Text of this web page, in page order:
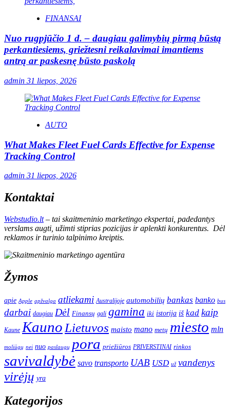
FINANSAI
Nuo rugpjūčio 1 d. – daugiau galimybių pirmą būstą
perkantiesiems, griežtesni reikalavimai imantiems
antrą ar paskesnę būsto paskolą
admin 31 liepos, 2026
AUTO
What Makes Fleet Fuel Cards Effective for Expense
Tracking Control
admin 31 liepos, 2026
Kontaktai
Webstudio.lt– tai skaitmeninio marketingo ekspertai, padedantys
verslams augti, užimti stiprias pozicijas ir aplenkti konkurentus. Dėl
reklamos ir turinio talpinimo kreiptis.
Žymos
apie Apple apžvalga atliekami Australijoje automobilių bankas banko bus
darbai daugiau Dėl Finansų gali gamina iki istorija iš kad kaip
Kaune Kauno Lietuvos maisto mano metų miesto mln
moliūgų nei nuo paslaugų pora priežiūros PRIVERSTINAI rinkos
savivaldybė savo transporto UAB USD už vandenys
virėjų yra
Kategorijos